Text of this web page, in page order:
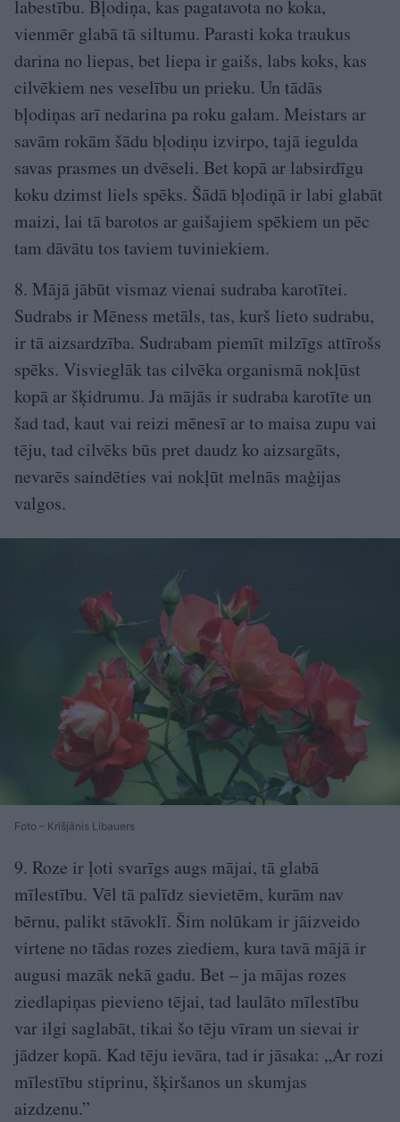
labestību. Bļodiņa, kas pagatavota no koka,
vienmēr glabā tā siltumu. Parasti koka traukus
darina no liepas, bet liepa ir gaišs, labs koks, kas
cilvēkiem nes veselību un prieku. Un tādās
bļodiņas arī nedarina pa roku galam. Meistars ar
savām rokām šādu bļodiņu izvirpo, tajā iegulda
savas prasmes un dvēseli. Bet kopā ar labsirdīgu
koku dzimst liels spēks. Šādā bļodiņā ir labi glabāt
maizi, lai tā barotos ar gaišajiem spēkiem un pēc
tam dāvātu tos taviem tuviniekiem.
8. Mājā jābūt vismaz vienai sudraba karotītei.
Sudrabs ir Mēness metāls, tas, kurš lieto sudrabu,
ir tā aizsardzība. Sudrabam piemīt milzīgs attīrošs
spēks. Visvieglāk tas cilvēka organismā nokļūst
kopā ar šķidrumu. Ja mājās ir sudraba karotīte un
šad tad, kaut vai reizi mēnesī ar to maisa zupu vai
tēju, tad cilvēks būs pret daudz ko aizsargāts,
nevarēs saindēties vai nokļūt melnās maģijas
valgos.
Foto – Krišjānis Libauers
9. Roze ir ļoti svarīgs augs mājai, tā glabā
mīlestību. Vēl tā palīdz sievietēm, kurām nav
bērnu, palikt stāvoklī. Šim nolūkam ir jāizveido
virtene no tādas rozes ziediem, kura tavā mājā ir
augusi mazāk nekā gadu. Bet – ja mājas rozes
ziedlapiņas pievieno tējai, tad laulāto mīlestību
var ilgi saglabāt, tikai šo tēju vīram un sievai ir
jādzer kopā. Kad tēju ievāra, tad ir jāsaka: „Ar rozi
mīlestību stiprinu, šķiršanos un skumjas
aizdzenu.”